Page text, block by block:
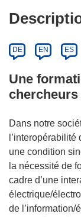
DE EN ES
Une
Dans notre
une condition
la nécessité de
cadre d’une
électrique/
de l’information/